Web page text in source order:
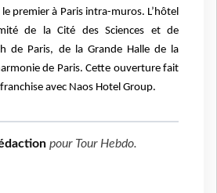
premier à Paris intra-muros. L’hôtel
de la Cité des Sciences et de
de Paris, de la Grande Halle de la
de Paris. Cette ouverture fait
avec Naos Hotel Group.
pour Tour Hebdo.